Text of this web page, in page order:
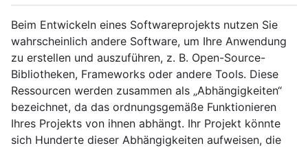
Beim Entwickeln eines Softwareprojekts nutzen Sie
wahrscheinlich andere Software, um Ihre Anwendung
zu erstellen und auszuführen, z. B. Open-Source-
Bibliotheken, Frameworks oder andere Tools. Diese
Ressourcen werden zusammen als „Abhängigkeiten“
bezeichnet, da das ordnungsgemäße Funktionieren
Ihres Projekts von ihnen abhängt. Ihr Projekt könnte
sich Hunderte dieser Abhängigkeiten aufweisen, die